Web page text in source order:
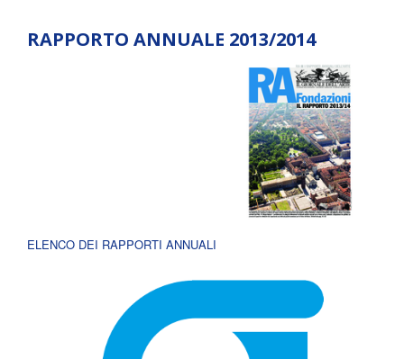
RAPPORTO ANNUALE 2013/2014
ELENCO DEI RAPPORTI ANNUALI